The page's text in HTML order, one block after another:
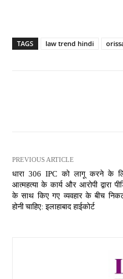
TAGS law trend hindi
PREVIOUS ARTICLE
धारा 306 IPC को लागू करने के
आत्महत्या के कार्य और आरोपी द्वारा
के साथ किए गए व्यवहार के बीच
होनी चाहिए: इलाहाबाद हाईकोर्ट